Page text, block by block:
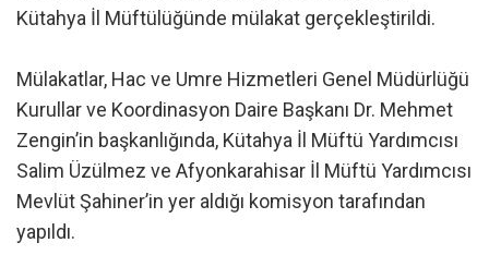
Kütahya İl Müftülüğünde mülakat gerçekleştirildi.
Mülakatlar, Hac ve Umre Hizmetleri Genel Müdürlüğü
Kurullar ve Koordinasyon Daire Başkanı Dr. Mehmet
Zengin’in başkanlığında, Kütahya İl Müftü Yardımcısı
Salim Üzülmez ve Afyonkarahisar İl Müftü Yardımcısı
Mevlüt Şahiner’in yer aldığı komisyon tarafından
yapıldı.